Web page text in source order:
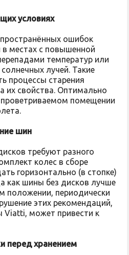
условиях
ошибок
в местах с повышенной
температур или
лучей. Такие
процессы старения
их свойства. Оптимально
помещении
шин
требуют разного
колес в сборе
горизонтально (в стопке)
как шины без дисков лучше
положении, периодически
этих рекомендаций,
Viatti, может привести к
перед хранением